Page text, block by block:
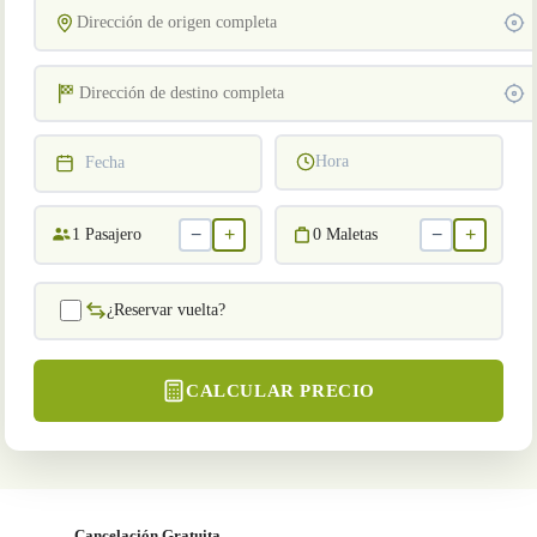
Fecha Hora
1 Pasajero − + 0 Maletas − +
¿Reservar vuelta?
CALCULAR PRECIO